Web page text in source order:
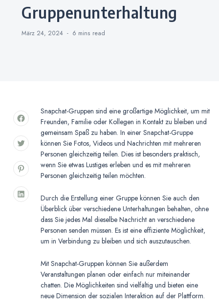
Gruppenunterhaltung
März 24, 2024 6 mins read
Snapchat-Gruppen sind eine großartige Möglichkeit, um mit
Freunden, Familie oder Kollegen in Kontakt zu bleiben und
gemeinsam Spaß zu haben. In einer Snapchat-Gruppe
können Sie Fotos, Videos und Nachrichten mit mehreren
Personen gleichzeitig teilen. Dies ist besonders praktisch,
wenn Sie etwas Lustiges erleben und es mit mehreren
Personen gleichzeitig teilen möchten.
Durch die Erstellung einer Gruppe können Sie auch den
Überblick über verschiedene Unterhaltungen behalten, ohne
dass Sie jedes Mal dieselbe Nachricht an verschiedene
Personen senden müssen. Es ist eine effiziente Möglichkeit,
um in Verbindung zu bleiben und sich auszutauschen.
Mit Snapchat-Gruppen können Sie außerdem
Veranstaltungen planen oder einfach nur miteinander
chatten. Die Möglichkeiten sind vielfältig und bieten eine
neue Dimension der sozialen Interaktion auf der Plattform.